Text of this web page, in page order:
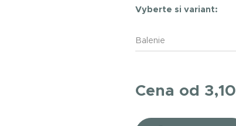
Vyberte si variant:
Balenie
Cena od 3,10